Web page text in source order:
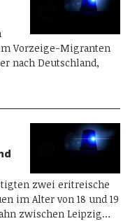
Vorzeige-Migranten
nach Deutschland,
zwei eritreische
im Alter von 18 und 19
zwischen Leipzig…